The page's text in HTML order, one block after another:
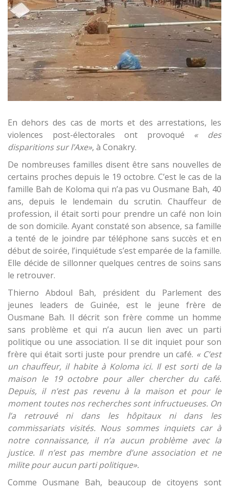
En dehors des cas de morts et des arrestations, les
violences post-électorales ont provoqué « des
disparitions sur l’Axe», à Conakry.
De nombreuses familles disent être sans nouvelles de
certains proches depuis le 19 octobre. C’est le cas de la
famille Bah de Koloma qui n’a pas vu Ousmane Bah, 40
ans, depuis le lendemain du scrutin. Chauffeur de
profession, il était sorti pour prendre un café non loin
de son domicile. Ayant constaté son absence, sa famille
a tenté de le joindre par téléphone sans succès et en
début de soirée, l’inquiétude s’est emparée de la famille.
Elle décide de sillonner quelques centres de soins sans
le retrouver.
Thierno Abdoul Bah, président du Parlement des
jeunes leaders de Guinée, est le jeune frère de
Ousmane Bah. Il décrit son frère comme un homme
sans problème et qui n’a aucun lien avec un parti
politique ou une association. Il se dit inquiet pour son
frère qui était sorti juste pour prendre un café. « C’est
un chauffeur, il habite à Koloma ici. Il est sorti de la
maison le 19 octobre pour aller chercher du café.
Depuis, il n’est pas revenu à la maison et pour le
moment toutes nos recherches sont infructueuses. On
l’a retrouvé ni dans les hôpitaux ni dans les
commissariats visités. Nous sommes inquiets car à
notre connaissance, il n’a aucun problème avec la
justice. Il n’est pas membre d’une association et ne
milite pour aucun parti politique».
Comme Ousmane Bah, beaucoup de citoyens sont